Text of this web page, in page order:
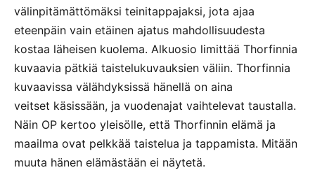
välinpitämättömäksi teinitappajaksi, jota ajaa
eteenpäin vain etäinen ajatus mahdollisuudesta
kostaa läheisen kuolema. Alkuosio limittää Thorfinnia
kuvaavia pätkiä taistelukuvauksien väliin. Thorfinnia
kuvaavissa välähdyksissä hänellä on aina
veitset käsissään, ja vuodenajat vaihtelevat taustalla.
Näin OP kertoo yleisölle, että Thorfinnin elämä ja
maailma ovat pelkkää taistelua ja tappamista. Mitään
muuta hänen elämästään ei näytetä.